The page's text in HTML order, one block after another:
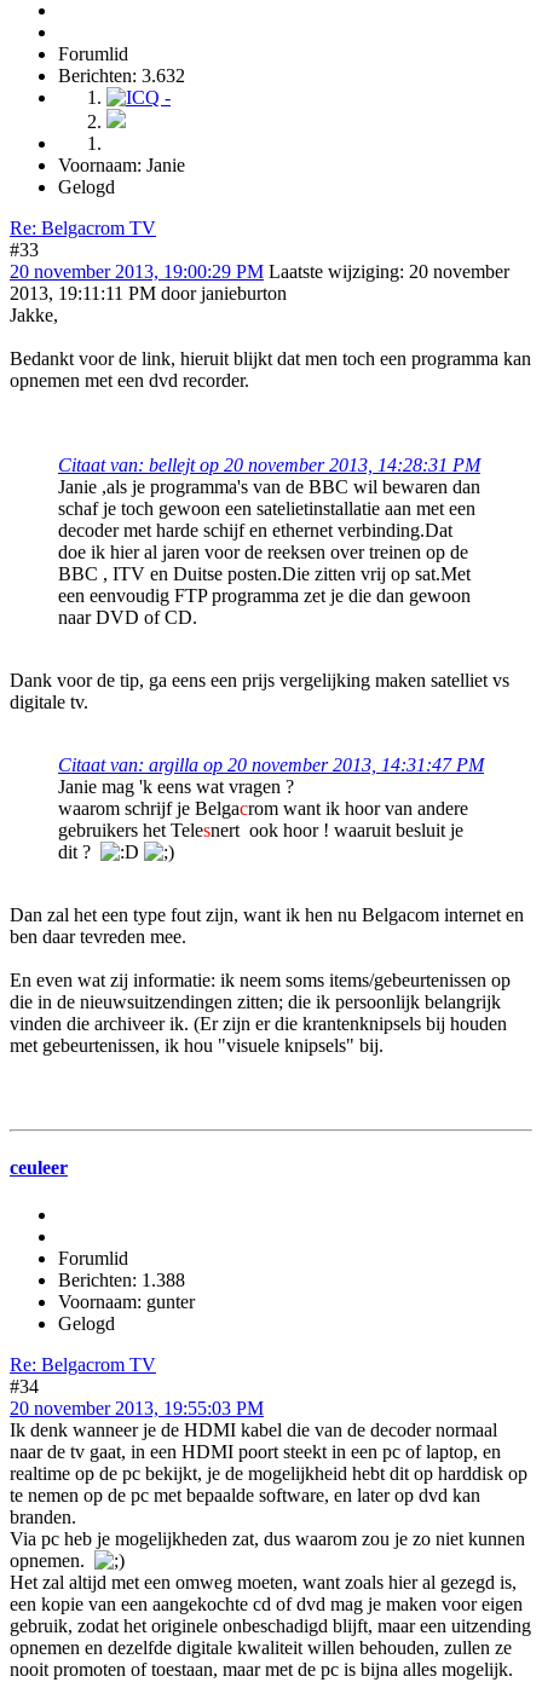
Forumlid
Berichten: 3.632
Voornaam: Janie
Gelogd
Re: Belgacrom TV
#33
20 november 2013, 19:00:29 PM Laatste wijziging: 20 november
2013, 19:11:11 PM door janieburton
Jakke,
Bedankt voor de link, hieruit blijkt dat men toch een programma kan
opnemen met een dvd recorder.
Citaat van: bellejt op 20 november 2013, 14:28:31 PM
Janie ,als je programma's van de BBC wil bewaren dan
schaf je toch gewoon een satelietinstallatie aan met een
decoder met harde schijf en ethernet verbinding.Dat
doe ik hier al jaren voor de reeksen over treinen op de
BBC , ITV en Duitse posten.Die zitten vrij op sat.Met
een eenvoudig FTP programma zet je die dan gewoon
naar DVD of CD.
Dank voor de tip, ga eens een prijs vergelijking maken satelliet vs
digitale tv.
Citaat van: argilla op 20 november 2013, 14:31:47 PM
Janie mag 'k eens wat vragen ?
waarom schrijf je Belgacrom want ik hoor van andere
gebruikers het Telesnert ook hoor ! waaruit besluit je
dit ?
Dan zal het een type fout zijn, want ik hen nu Belgacom internet en
ben daar tevreden mee.
En even wat zij informatie: ik neem soms items/gebeurtenissen op
die in de nieuwsuitzendingen zitten; die ik persoonlijk belangrijk
vinden die archiveer ik. (Er zijn er die krantenknipsels bij houden
met gebeurtenissen, ik hou "visuele knipsels" bij.
ceuleer
Forumlid
Berichten: 1.388
Voornaam: gunter
Gelogd
Re: Belgacrom TV
#34
20 november 2013, 19:55:03 PM
Ik denk wanneer je de HDMI kabel die van de decoder normaal
naar de tv gaat, in een HDMI poort steekt in een pc of laptop, en
realtime op de pc bekijkt, je de mogelijkheid hebt dit op harddisk op
te nemen op de pc met bepaalde software, en later op dvd kan
branden.
Via pc heb je mogelijkheden zat, dus waarom zou je zo niet kunnen
opnemen.
Het zal altijd met een omweg moeten, want zoals hier al gezegd is,
een kopie van een aangekochte cd of dvd mag je maken voor eigen
gebruik, zodat het originele onbeschadigd blijft, maar een uitzending
opnemen en dezelfde digitale kwaliteit willen behouden, zullen ze
nooit promoten of toestaan, maar met de pc is bijna alles mogelijk.